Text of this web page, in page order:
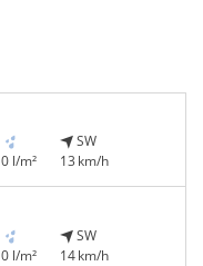
0 l/m²
SW
13 km/h
0 l/m²
SW
14 km/h